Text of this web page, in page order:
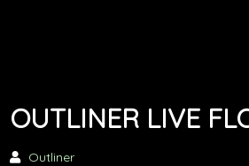
OUTLINER LIVE
Outliner